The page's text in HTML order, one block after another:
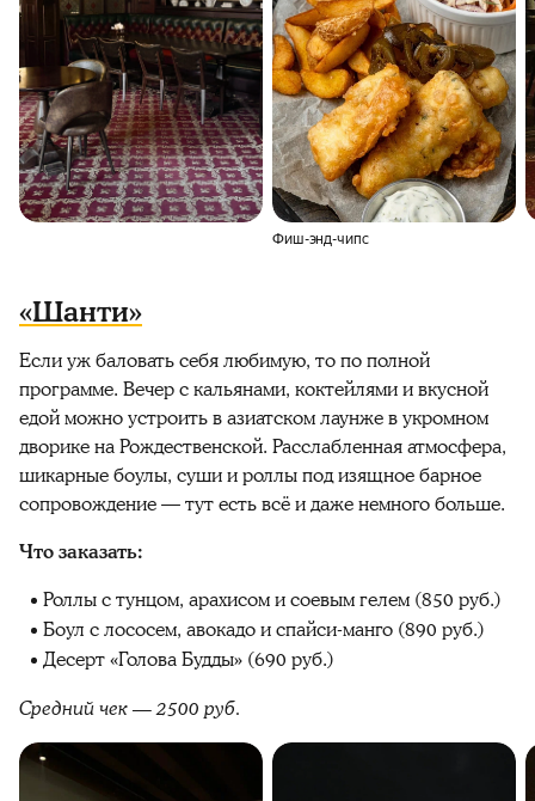
Фиш-энд-чипс
«Шанти»
Если уж баловать себя любимую, то по полной
программе. Вечер с кальянами, коктейлями и вкусной
едой можно устроить в азиатском лаунже в укромном
дворике на Рождественской. Расслабленная атмосфера,
шикарные боулы, суши и роллы под изящное барное
сопровождение — тут есть всё и даже немного больше.
Что заказать:
Роллы с тунцом, арахисом и соевым гелем (850 руб.)
Боул с лососем, авокадо и спайси-манго (890 руб.)
Десерт «Голова Будды» (690 руб.)
Средний чек — 2500 руб.